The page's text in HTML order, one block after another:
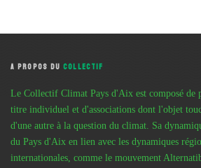
A PROPOS DUCOLLECTIF
Le Collectif Climat Pays d'Aix est composé de
titre individuel et d'associations dont l'objet
d'une autre à la question du climat. Sa
du Pays d'Aix en lien avec les dynamiques
internationales, comme le mouvement